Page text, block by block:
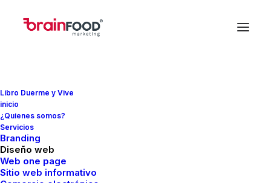
Libro Duerme y Vive
inicio
¿Quienes somos?
Servicios
Branding
Diseño web
Web one page
Sitio web informativo